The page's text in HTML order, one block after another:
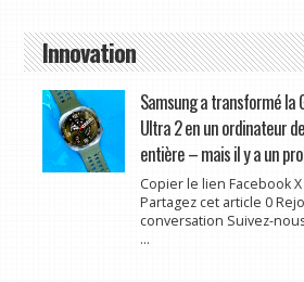
Innovation
Samsung a transformé la
Ultra 2 en un ordinateur
entière – mais il y a un
Copier le lien Facebook
Partagez cet article 0
conversation Suivez-
...